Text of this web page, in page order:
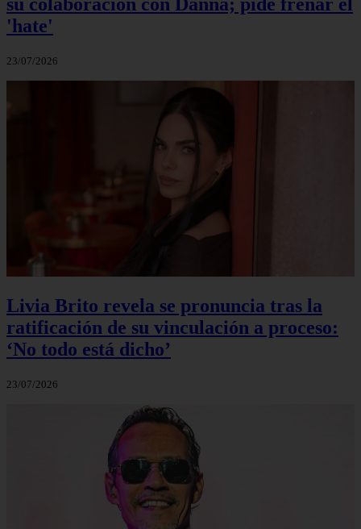
'hate'
23/07/2026
Livia Brito revela se pronuncia tras la
ratificación de su vinculación a proceso:
‘No todo está dicho’
23/07/2026